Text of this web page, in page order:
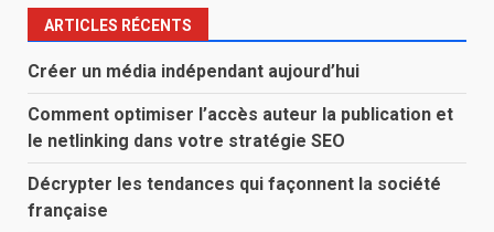
ARTICLES RÉCENTS
Créer un média indépendant aujourd’hui
Comment optimiser l’accès auteur la publication et
le netlinking dans votre stratégie SEO
Décrypter les tendances qui façonnent la société
française